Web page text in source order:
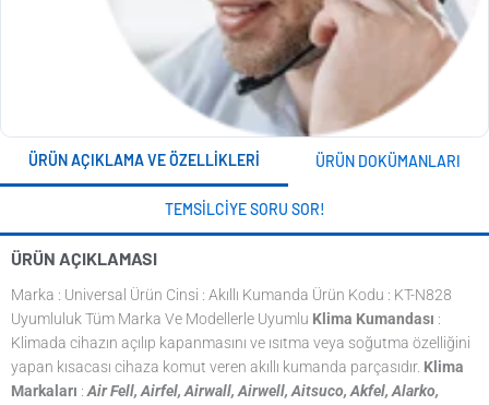
ÜRÜN AÇIKLAMA VE ÖZELLIKLERI ÜRÜN DOKÜMANLARI
TEMSILCIYE SORU SOR!
ÜRÜN AÇIKLAMASI
Marka : Universal Ürün Cinsi : Akıllı Kumanda Ürün Kodu : KT-N828
Uyumluluk Tüm Marka Ve Modellerle Uyumlu Klima Kumandası :
Klimada cihazın açılıp kapanmasını ve ısıtma veya soğutma özelliğini
yapan kısacası cihaza komut veren akıllı kumanda parçasıdır. Klima
Markaları : Air Fell, Airfel, Airwall, Airwell, Aitsuco, Akfel, Alarko,